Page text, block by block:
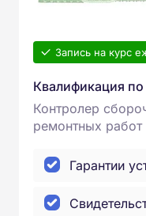
Запись на курс
Квалификация
Контролер
ремонтных работ
Гарантии